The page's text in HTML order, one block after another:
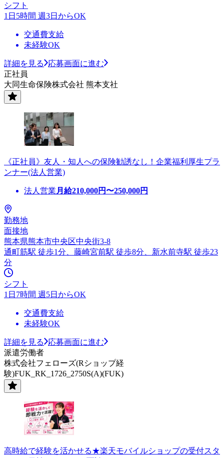
シフト
1日5時間 週3日からOK
交通費支給
未経験OK
詳細を見る
応募画面に進む
正社員
大同生命保険株式会社 熊本支社
《正社員》友人・知人への保険勧誘なし！企業福利厚生プラ
ンナー(法人営業)
法人営業 月給210,000円〜250,000円
勤務地
面接地
熊本県熊本市中央区中央街3-8
通町筋駅 徒歩1分、藤崎宮前駅 徒歩8分、新水前寺駅 徒歩23
分
シフト
1日7時間 週5日からOK
交通費支給
未経験OK
詳細を見る
応募画面に進む
派遣労働者
株式会社フェローズ(Rショップ経
験)FUK_RK_1726_2750S(A)(FUK)
高時給で経験を活かせる★楽天モバイルショップの受付スタ